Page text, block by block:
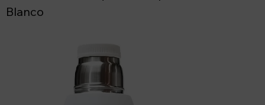
Blanco